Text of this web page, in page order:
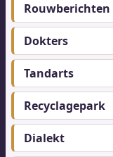
Footer-
menu
Rouwberichten
Dokters
Tandarts
Recyclagepark
Dialekt